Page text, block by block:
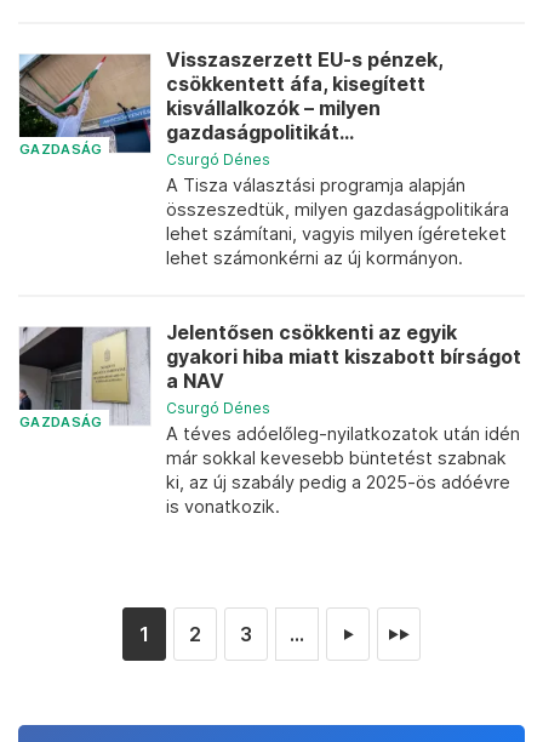
GAZDASÁG
Visszaszerzett EU-s pénzek,
csökkentett áfa, kisegített
kisvállalkozók – milyen
gazdaságpolitikát...
Csurgó Dénes
A Tisza választási programja alapján
összeszedtük, milyen gazdaságpolitikára
lehet számítani, vagyis milyen ígéreteket
lehet számonkérni az új kormányon.
GAZDASÁG
Jelentősen csökkenti az egyik
gyakori hiba miatt kiszabott bírságot
a NAV
Csurgó Dénes
A téves adóelőleg-nyilatkozatok után idén
már sokkal kevesebb büntetést szabnak
ki, az új szabály pedig a 2025-ös adóévre
is vonatkozik.
1 2 3 ... ► ►►